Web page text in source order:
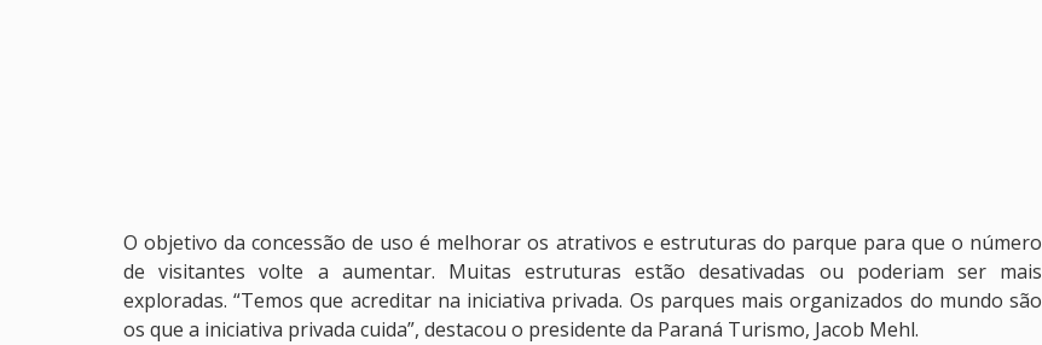
O objetivo da concessão de uso é melhorar os atrativos e estruturas do parque para que o número
de visitantes volte a aumentar. Muitas estruturas estão desativadas ou poderiam ser mais
exploradas. “Temos que acreditar na iniciativa privada. Os parques mais organizados do mundo são
os que a iniciativa privada cuida”, destacou o presidente da Paraná Turismo, Jacob Mehl.